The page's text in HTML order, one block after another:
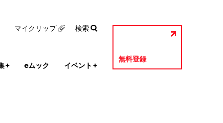
+ eムック イベント +
無料登録
マイクリップ 検索